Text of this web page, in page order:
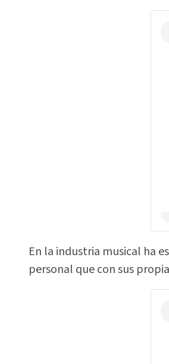
En la industria musical ha
personal que con sus